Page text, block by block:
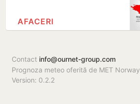
AFACERI
Contact info@ournet-group.com
Prognoza meteo oferită de MET Norway
Version: 0.2.2